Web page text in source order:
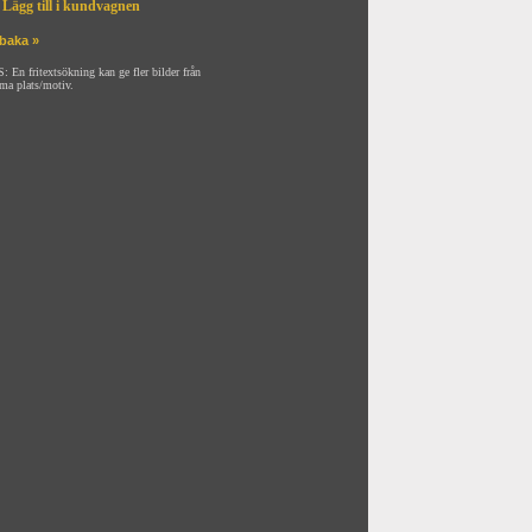
Lägg till i kundvagnen
»
En fritextsökning kan ge fler bilder från
plats/motiv.